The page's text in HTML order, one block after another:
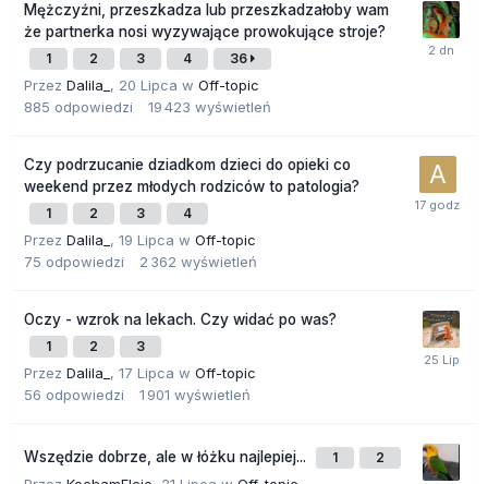
Mężczyźni, przeszkadza lub przeszkadzałoby wam
że partnerka nosi wyzywające prowokujące stroje?
1 2 3 4 36
Przez Dalila_ , 20 Lipca w Off-topic
885 odpowiedzi 19 423 wyświetleń
Czy podrzucanie dziadkom dzieci do opieki co
weekend przez młodych rodziców to patologia?
1 2 3 4
Przez Dalila_ , 19 Lipca w Off-topic
75 odpowiedzi 2 362 wyświetleń
Oczy - wzrok na lekach. Czy widać po was?
1 2 3
Przez Dalila_ , 17 Lipca w Off-topic
56 odpowiedzi 1 901 wyświetleń
Wszędzie dobrze, ale w łóżku najlepiej... 1 2